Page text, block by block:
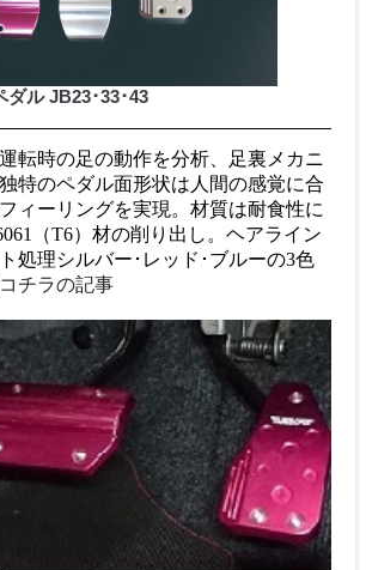
ダル JB23･33･43
転時の足の動作を分析、足裏メカニ
特のペダル面形状は人間の感覚に合
ィーリングを実現。材質は耐食性に
（T6）材の削り出し。ヘアライン
処理シルバー･レッド･ブルーの3色
コチラの記事